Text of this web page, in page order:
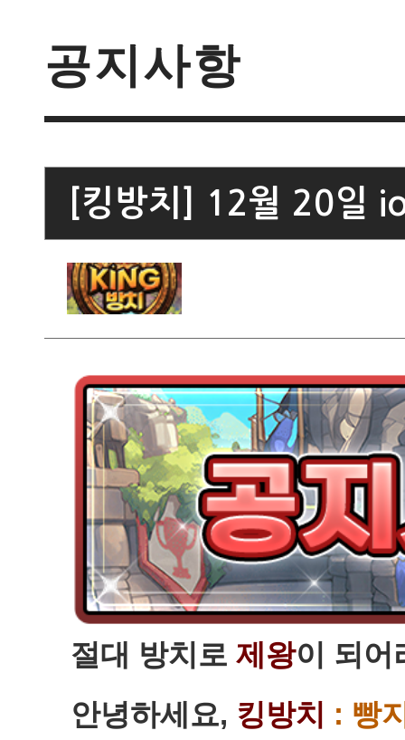
공지사항
[킹방치] 12월 20일
절대 방치로제왕이 되어
안녕하세요, 킹방치 : 빵